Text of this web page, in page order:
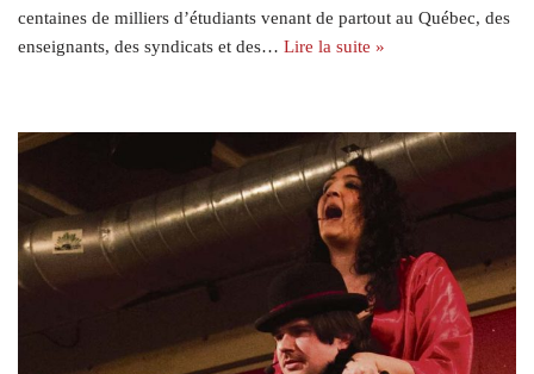
centaines de milliers d’étudiants venant de partout au Québec, des
enseignants, des syndicats et des… Lire la suite »